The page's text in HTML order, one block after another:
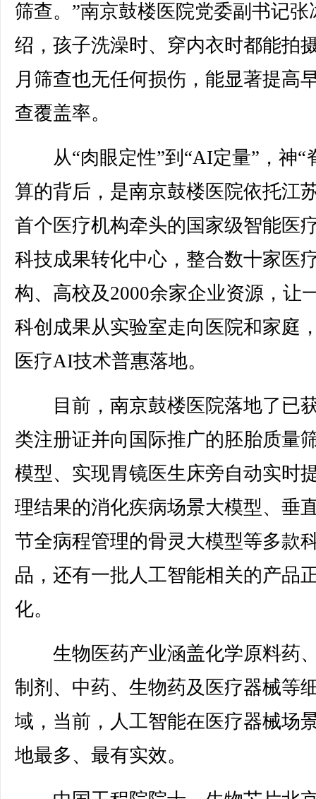
筛查。”南京鼓楼医院党委副书记张
绍，孩子洗澡时、穿内衣时都能拍
月筛查也无任何损伤，能显著提高
查覆盖率。
从“肉眼定性”到“AI定量”，神“
算的背后，是南京鼓楼医院依托江
首个医疗机构牵头的国家级智能医
科技成果转化中心，整合数十家医
构、高校及2000余家企业资源，让
科创成果从实验室走向医院和家庭
医疗AI技术普惠落地。
目前，南京鼓楼医院落地了已
类注册证并向国际推广的胚胎质量
模型、实现胃镜医生床旁自动实时
理结果的消化疾病场景大模型、垂
节全病程管理的骨灵大模型等多款
品，还有一批人工智能相关的产品
化。
生物医药产业涵盖化学原料药
制剂、中药、生物药及医疗器械等
域，当前，人工智能在医疗器械场
地最多、最有实效。